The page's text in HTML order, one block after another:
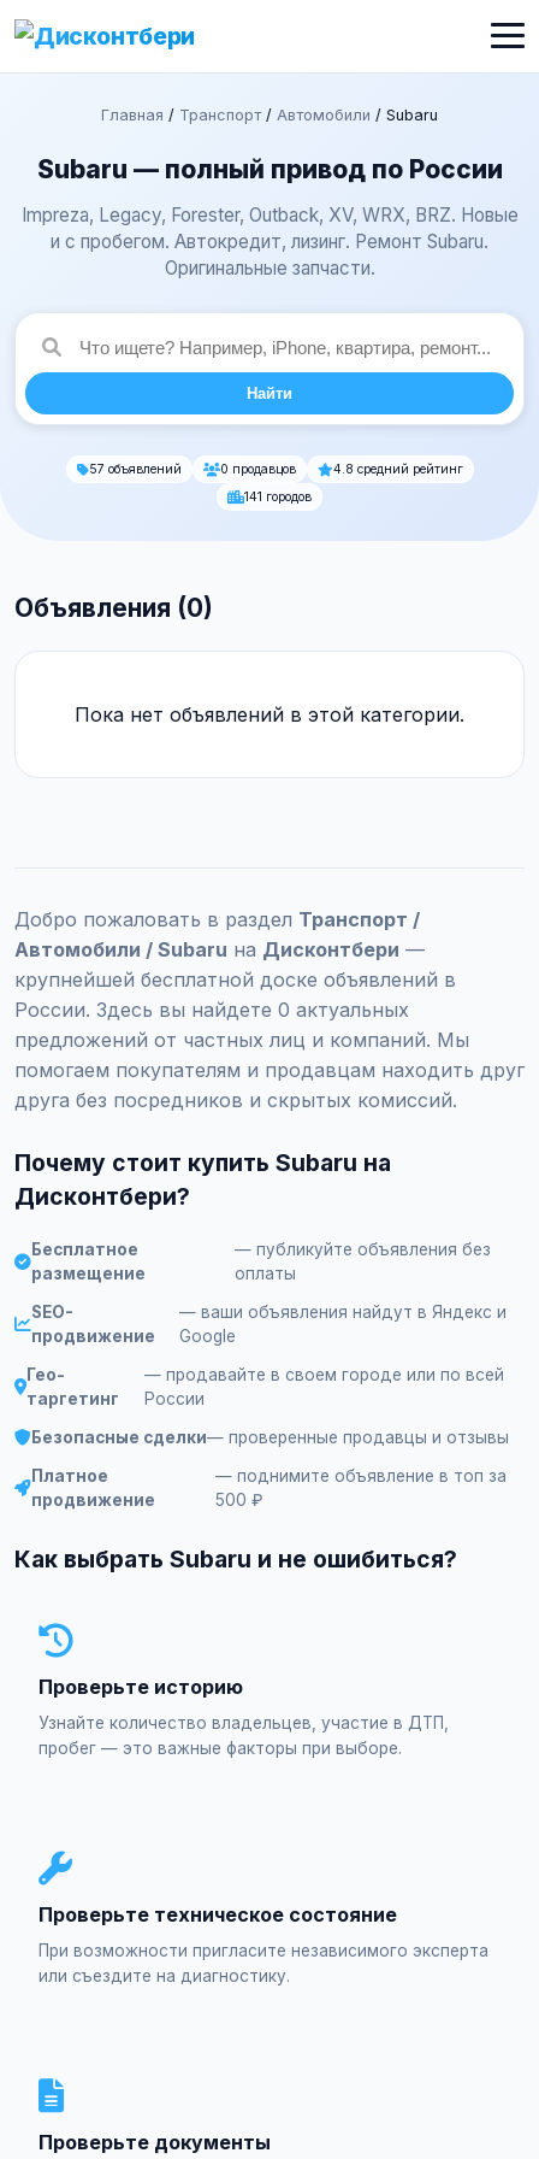
Главная / Транспорт/ Автомобили / Subaru
Subaru — полный привод по России
Impreza, Legacy, Forester, Outback, XV, WRX, BRZ. Новые
и с пробегом. Автокредит, лизинг. Ремонт Subaru.
Оригинальные запчасти.
Найти
57 объявлений 0 продавцов
4.8 средний рейтинг
141 городов
Объявления (0)
Пока нет объявлений в этой категории.
Добро пожаловать в раздел Транспорт /
Автомобили / Subaru на Дисконтбери —
крупнейшей бесплатной доске объявлений в
России. Здесь вы найдете 0 актуальных
предложений от частных лиц и компаний. Мы
помогаем покупателям и продавцам находить друг
друга без посредников и скрытых комиссий.
Почему стоит купить Subaru на
Дисконтбери?
Бесплатное
размещение
— публикуйте объявления без
оплаты
SEO-
продвижение
— ваши объявления найдут в Яндекс и
Google
Гео-
таргетинг
— продавайте в своем городе или по всей
России
Безопасные сделки— проверенные продавцы и отзывы
Платное
продвижение
— поднимите объявление в топ за
500 ₽
Как выбрать Subaru и не ошибиться?
Проверьте историю
Узнайте количество владельцев, участие в ДТП,
пробег — это важные факторы при выборе.
Проверьте техническое состояние
При возможности пригласите независимого эксперта
или съездите на диагностику.
Проверьте документы